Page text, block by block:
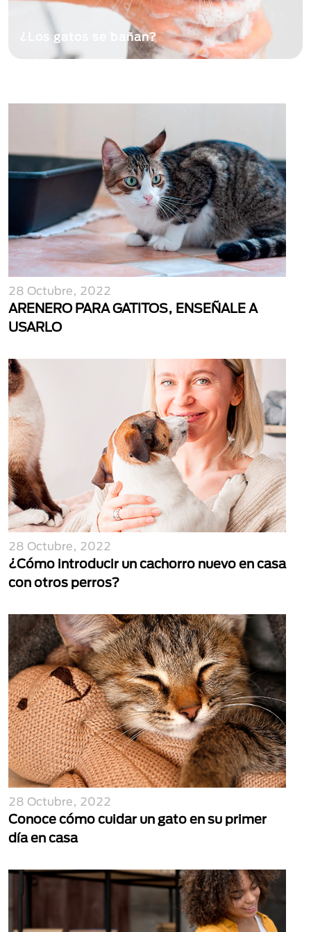
¿Los gatos se bañan?
28 Octubre, 2022
ARENERO PARA GATITOS, ENSEÑALE A
USARLO
28 Octubre, 2022
¿Cómo introducir un cachorro nuevo en casa
con otros perros?
28 Octubre, 2022
Conoce cómo cuidar un gato en su primer
día en casa